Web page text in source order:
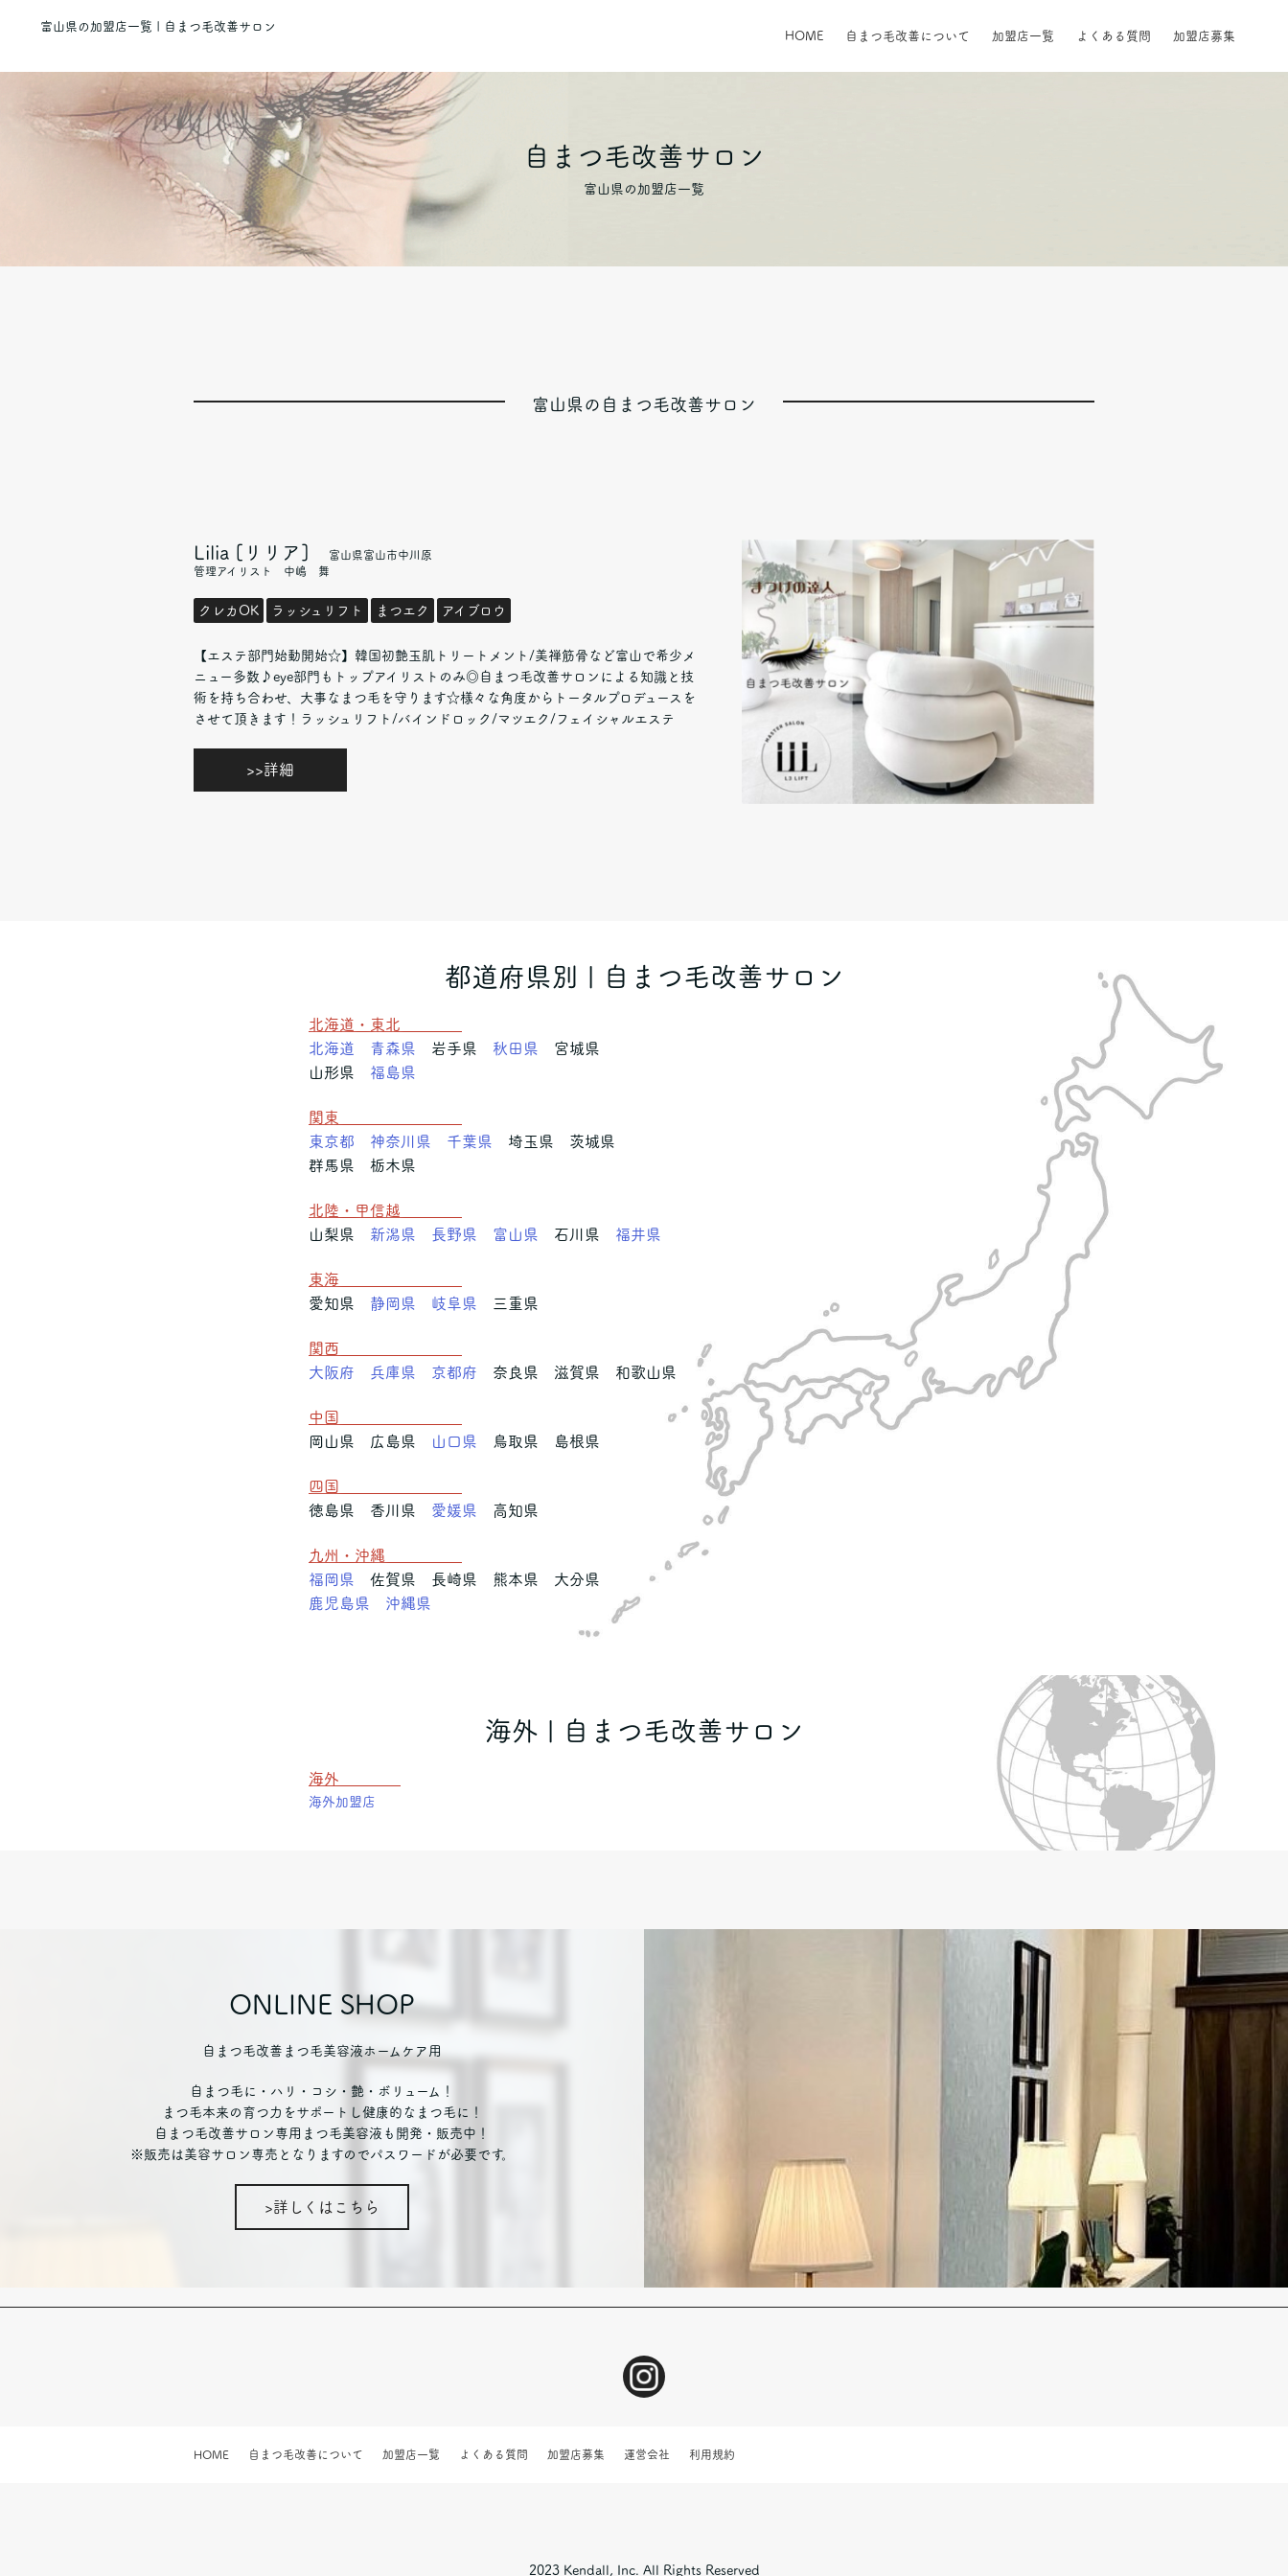
富山県の加盟店一覧 | 自まつ毛改善サロン
HOME 自まつ毛改善について 加盟店一覧 よくある質問 加盟店募集
自まつ毛改善サロン
富山県の加盟店一覧
富山県の自まつ毛改善サロン
Lilia [リリア]
富山県富山市中川原
管理アイリスト 中嶋 舞
クレカOK ラッシュリフト まつエク アイブロウ
【エステ部門始動開始☆】韓国初艶玉肌トリートメント/美禅筋骨など富山で希少メ
ニュー多数♪eye部門もトップアイリストのみ◎自まつ毛改善サロンによる知識と技
術を持ち合わせ、大事なまつ毛を守ります☆様々な角度からトータルプロデュースを
させて頂きます！ラッシュリフト/バインドロック/マツエク/フェイシャルエステ
>>詳細
都道府県別 | 自まつ毛改善サロン
北海道・東北
北海道
青森県 岩手県 秋田県 宮城県
山形県 福島県
関東
東京都
神奈川県 千葉県 埼玉県 茨城県
群馬県 栃木県
北陸・甲信越
山梨県 新潟県 長野県 富山県 石川県 福井県
東海
愛知県 静岡県 岐阜県 三重県
関西
大阪府
兵庫県 京都府 奈良県 滋賀県 和歌山県
中国
岡山県 広島県
山口県 鳥取県 島根県
四国
徳島県 香川県 愛媛県 高知県
九州・沖縄
福岡県 佐賀県 長崎県 熊本県 大分県
鹿児島県
沖縄県
海外 | 自まつ毛改善サロン
海外
海外加盟店
ONLINE SHOP
自まつ毛改善まつ毛美容液ホームケア用
自まつ毛に・ハリ・コシ・艶・ボリューム！
まつ毛本来の育つ力をサポートし健康的なまつ毛に！
自まつ毛改善サロン専用まつ毛美容液も開発・販売中！
※販売は美容サロン専売となりますのでパスワードが必要です。
>詳しくはこちら
HOME 自まつ毛改善について 加盟店一覧 よくある質問 加盟店募集 運営会社 利用規約
2023 Kendall, Inc. All Rights Reserved